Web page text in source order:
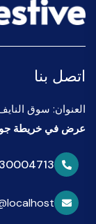
اتصل بنا
العنوان: سوق
عرض في خريطة